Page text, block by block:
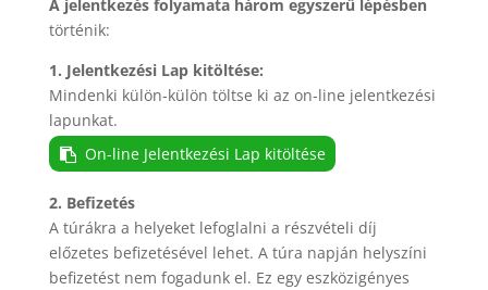
A jelentkezés folyamata három egyszerű lépésben
történik:
1. Jelentkezési Lap kitöltése:
Mindenki külön-külön töltse ki az on-line jelentkezési
lapunkat.
On-line Jelentkezési Lap kitöltése
2. Befizetés
A túrákra a helyeket lefoglalni a részvételi díj
előzetes befizetésével lehet. A túra napján helyszíni
befizetést nem fogadunk el. Ez egy eszközigényes